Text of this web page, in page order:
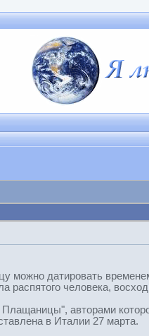
можно датировать
распятого человека,
авторами
в Италии 27 марта.